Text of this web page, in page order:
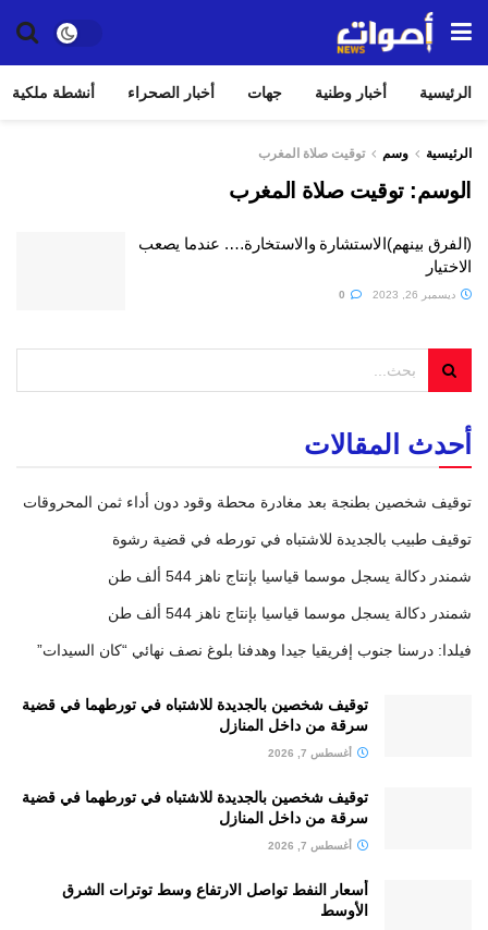
الرئيسية أخبار وطنية جهات أخبار الصحراء أنشطة ملكية
الرئيسية وسم توقيت صلاة المغرب
الوسم:توقيت صلاة المغرب
(الفرق بينهم)الاستشارة والاستخارة…. عندما يصعب
الاختيار
ديسمبر 26, 2023
أحدث المقالات
توقيف شخصين بطنجة بعد مغادرة محطة وقود دون أداء ثمن المحروقات
توقيف طبيب بالجديدة للاشتباه في تورطه في قضية رشوة
شمندر دكالة يسجل موسما قياسيا بإنتاج ناهز 544 ألف طن
شمندر دكالة يسجل موسما قياسيا بإنتاج ناهز 544 ألف طن
فيلدا: درسنا جنوب إفريقيا جيدا وهدفنا بلوغ نصف نهائي “كان السيدات”
توقيف شخصين بالجديدة للاشتباه في تورطهما في قضية
سرقة من داخل المنازل
أغسطس 7, 2026
توقيف شخصين بالجديدة للاشتباه في تورطهما في قضية
سرقة من داخل المنازل
أغسطس 7, 2026
أسعار النفط تواصل الارتفاع وسط توترات الشرق
الأوسط